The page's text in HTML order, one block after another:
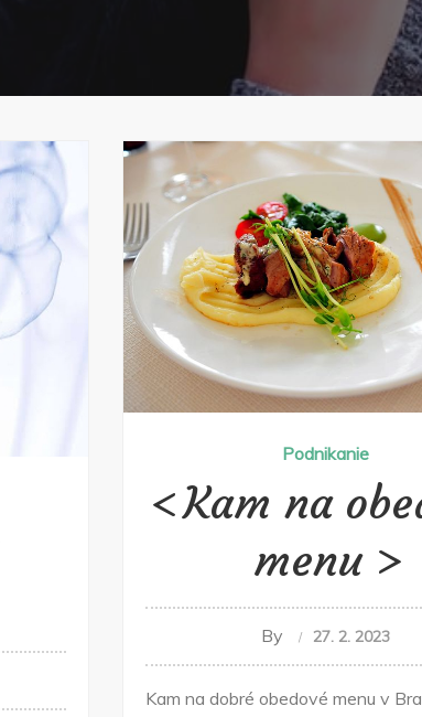
Podnikanie
Kam na
menu
By 27. 2. 2023
Kam na dobré obedové menu v